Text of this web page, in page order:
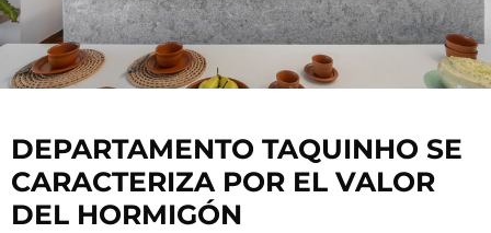
DEPARTAMENTO TAQUINHO SE
CARACTERIZA POR EL VALOR
DEL HORMIGÓN